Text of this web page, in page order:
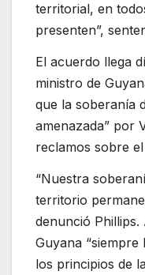
territorial, en
presenten”,
El acuerdo llega
ministro de
que la soberanía
amenazada” por
reclamos sobre
“Nuestra
territorio
denunció Phillips.
Guyana
los principios de